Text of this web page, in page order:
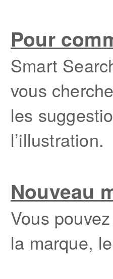
Pour
Smart
vous
les
l’illustration.
Nouveau
Vous
la marque,